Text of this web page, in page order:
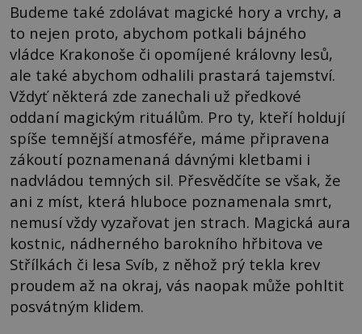
Budeme také zdolávat magické hory a vrchy, a
to nejen proto, abychom potkali bájného
vládce Krakonoše či opomíjené královny lesů,
ale také abychom odhalili prastará tajemství.
Vždyť některá zde zanechali už předkové
oddaní magickým rituálům. Pro ty, kteří holdují
spíše temnější atmosféře, máme připravena
zákoutí poznamenaná dávnými kletbami i
nadvládou temných sil. Přesvědčíte se však, že
ani z míst, která hluboce poznamenala smrt,
nemusí vždy vyzařovat jen strach. Magická aura
kostnic, nádherného barokního hřbitova ve
Střílkách či lesa Svíb, z něhož prý tekla krev
proudem až na okraj, vás naopak může pohltit
posvátným klidem.